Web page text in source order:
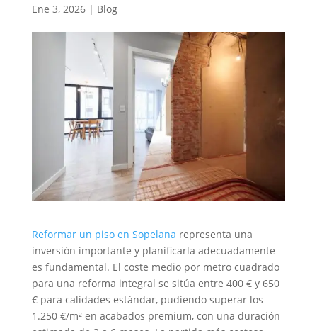
Ene 3, 2026| Blog
Reformar un piso en Sopelana representa una
inversión importante y planificarla adecuadamente
es fundamental. El coste medio por metro cuadrado
para una reforma integral se sitúa entre 400 € y 650
€ para calidades estándar, pudiendo superar los
1.250 €/m² en acabados premium, con una duración